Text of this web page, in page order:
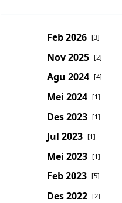
Feb 2026 [3]
Nov 2025 [2]
Agu 2024 [4]
Mei 2024 [1]
Des 2023 [1]
Jul 2023 [1]
Mei 2023 [1]
Feb 2023 [5]
Des 2022 [2]